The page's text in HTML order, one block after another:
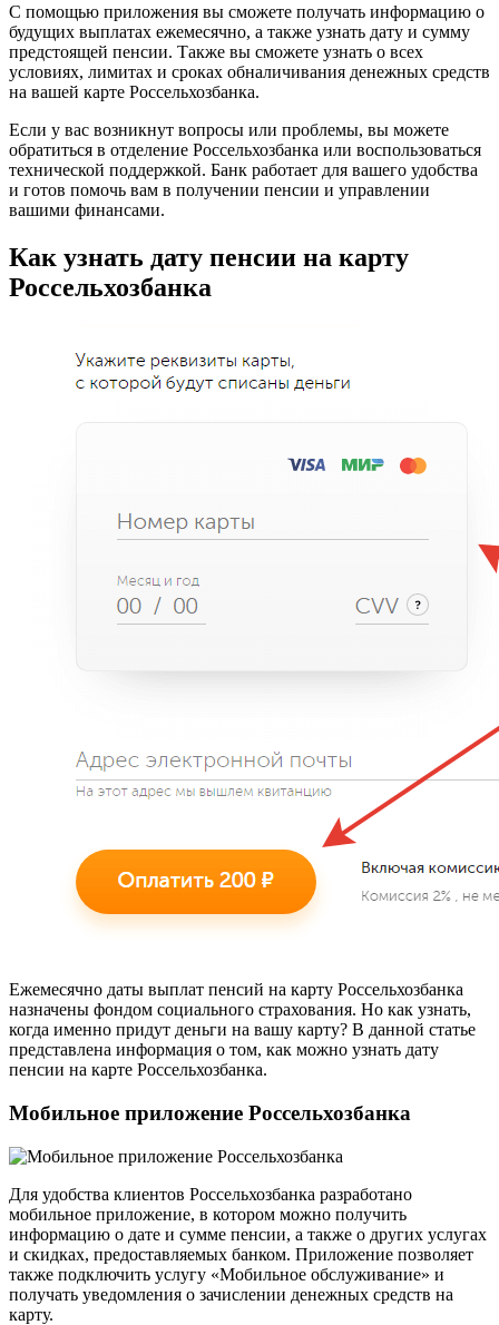
С помощью приложения вы сможете получать информацию о
будущих выплатах ежемесячно, а также узнать дату и сумму
предстоящей пенсии. Также вы сможете узнать о всех
условиях, лимитах и сроках обналичивания денежных средств
на вашей карте Россельхозбанка.
Если у вас возникнут вопросы или проблемы, вы можете
обратиться в отделение Россельхозбанка или воспользоваться
технической поддержкой. Банк работает для вашего удобства
и готов помочь вам в получении пенсии и управлении
вашими финансами.
Как узнать дату пенсии на карту
Россельхозбанка
Ежемесячно даты выплат пенсий на карту Россельхозбанка
назначены фондом социального страхования. Но как узнать,
когда именно придут деньги на вашу карту? В данной статье
представлена информация о том, как можно узнать дату
пенсии на карте Россельхозбанка.
Мобильное приложение Россельхозбанка
Для удобства клиентов Россельхозбанка разработано
мобильное приложение, в котором можно получить
информацию о дате и сумме пенсии, а также о других услугах
и скидках, предоставляемых банком. Приложение позволяет
также подключить услугу «Мобильное обслуживание» и
получать уведомления о зачислении денежных средств на
карту.